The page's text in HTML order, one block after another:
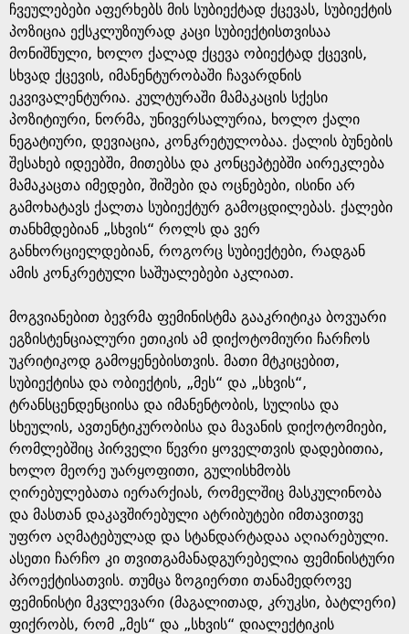
ჩვეულებები აფერხებს მის სუბიექტად ქცევას, სუბიექტის
პოზიცია ექსკლუზიურად კაცი სუბიექტისთვისაა
მონიშნული, ხოლო ქალად ქცევა ობიექტად ქცევის,
სხვად ქცევის, იმანენტურობაში ჩავარდნის
ეკვივალენტურია. კულტურაში მამაკაცის სქესი
პოზიტიური, ნორმა, უნივერსალურია, ხოლო ქალი
ნეგატიური, დევიაცია, კონკრეტულობაა. ქალის ბუნების
შესახებ იდეებში, მითებსა და კონცეპტებში აირეკლება
მამაკაცთა იმედები, შიშები და ოცნებები, ისინი არ
გამოხატავს ქალთა სუბიექტურ გამოცდილებას. ქალები
თანხმდებიან „სხვის“ როლს და ვერ
განხორციელდებიან, როგორც სუბიექტები, რადგან
ამის კონკრეტული საშუალებები აკლიათ.
მოგვიანებით ბევრმა ფემინისტმა გააკრიტიკა ბოვუარი
ეგზისტენციალური ეთიკის ამ დიქოტომიური ჩარჩოს
უკრიტიკოდ გამოყენებისთვის. მათი მტკიცებით,
სუბიექტისა და ობიექტის, „მეს“ და „სხვის“,
ტრანსცენდენციისა და იმანენტობის, სულისა და
სხეულის, ავთენტიკურობისა და მავანის დიქოტომიები,
რომლებშიც პირველი წევრი ყოველთვის დადებითია,
ხოლო მეორე უარყოფითი, გულისხმობს
ღირებულებათა იერარქიას, რომელშიც მასკულინობა
და მასთან დაკავშირებული ატრიბუტები იმთავითვე
უფრო აღმატებულად და სტანდარტადაა აღიარებული.
ასეთი ჩარჩო კი თვითგამანადგურებელია ფემინისტური
პროექტისათვის. თუმცა ზოგიერთი თანამედროვე
ფემინისტი მკვლევარი (მაგალითად, კრუკსი, ბატლერი)
ფიქრობს, რომ „მეს“ და „სხვის“ დიალექტიკის